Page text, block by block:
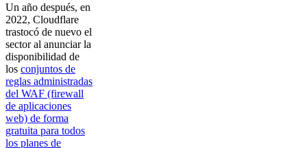
Un año después, en
2022, Cloudflare
trastocó de nuevo el
sector al anunciar la
disponibilidad de
los conjuntos de
reglas administradas
del WAF (firewall
de aplicaciones
web) de forma
gratuita para todos
los planes de